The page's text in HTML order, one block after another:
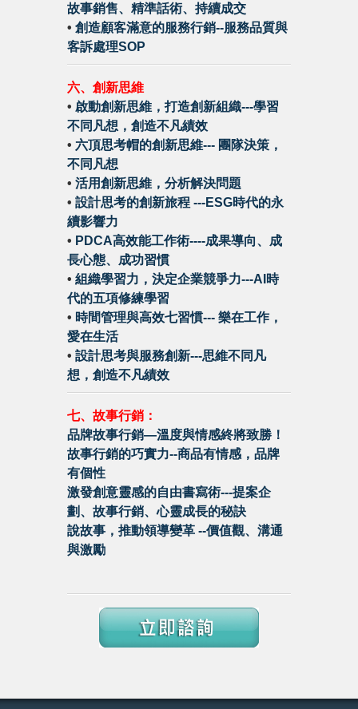
故事銷售、精準話術、持續成交
• 創造顧客滿意的服務行銷--服務品質與
客訴處理SOP
六、創新思維
• 啟動創新思維，打造創新組織---學習
不同凡想，創造不凡績效
• 六頂思考帽的創新思維--- 團隊決策，
不同凡想
• 活用創新思維，分析解決問題
• 設計思考的創新旅程 ---ESG時代的永
續影響力
• PDCA高效能工作術----成果導向、成
長心態、成功習慣
• 組織學習力，決定企業競爭力---AI時
代的五項修練學習
• 時間管理與高效七習慣--- 樂在工作，
愛在生活
• 設計思考與服務創新---思維不同凡
想，創造不凡績效
七、故事行銷：
品牌故事行銷—溫度與情感終將致勝！
故事行銷的巧實力--商品有情感，品牌
有個性
激發創意靈感的自由書寫術---提案企
劃、故事行銷、心靈成長的秘訣
說故事，推動領導變革 --價值觀、溝通
與激勵